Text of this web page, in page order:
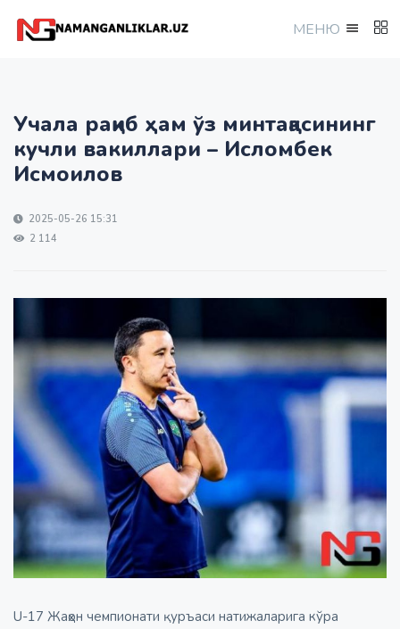
МEНЮ
Учала рақиб ҳам ўз минтақасининг
кучли вакиллари – Исломбек
Исмоилов
2025-05-26 15:31
2 114
U-17 Жаҳон чемпионати қуръаси натижаларига кўра